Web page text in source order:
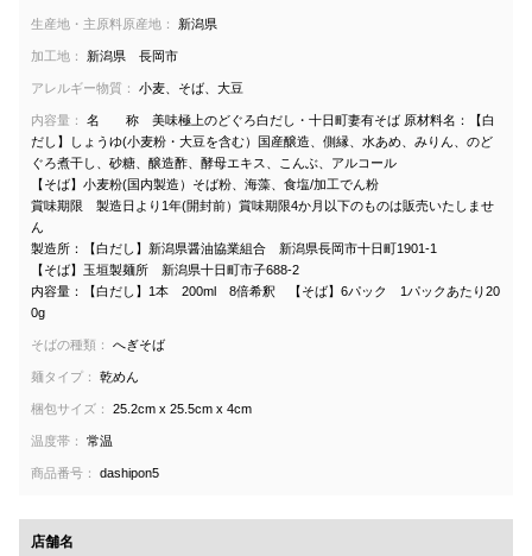
生産地・主原料原産地： 新潟県
加工地： 新潟県 長岡市
アレルギー物質： 小麦、そば、大豆
内容量：
名 称 美味極上のどぐろ白だし・十日町妻有そば 原材料名：【白
だし】しょうゆ(小麦粉・大豆を含む）国産醸造、側縁、水あめ、みりん、のど
ぐろ煮干し、砂糖、醸造酢、酵母エキス、こんぶ、アルコール
【そば】小麦粉(国内製造）そば粉、海藻、食塩/加工でん粉
賞味期限 製造日より1年(開封前）賞味期限4か月以下のものは販売いたしませ
ん
製造所：【白だし】新潟県醤油協業組合 新潟県長岡市十日町1901-1
【そば】玉垣製麺所 新潟県十日町市子688-2
内容量：【白だし】1本 200ml 8倍希釈 【そば】6パック 1パックあたり20
0g
そばの種類： へぎそば
麺タイプ： 乾めん
梱包サイズ： 25.2cm x 25.5cm x 4cm
温度帯： 常温
商品番号： dashipon5
店舗名